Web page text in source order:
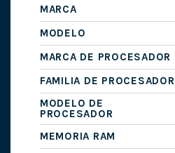
MARCA
MODELO
MARCA DE PROCESADOR
FAMILIA DE PROCESADOR
MODELO DE
PROCESADOR
MEMORIA RAM